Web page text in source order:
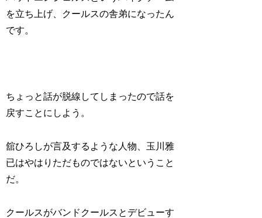
を立ち上げ、クールスの舎弟になったん
です。
ちょっと話が脱線してしまったので話を
戻すことにしよう。
舘ひろしが言及するような人物、玉川雅
已はやはりただものではないということ
だ。
クールスがバンドクールスとデビューす